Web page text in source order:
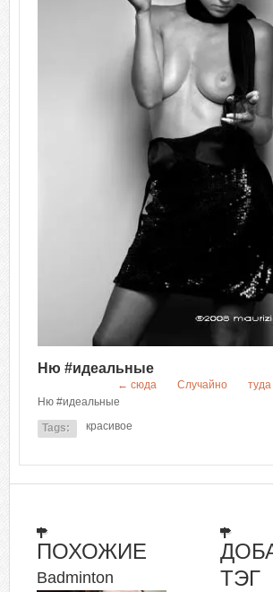
Ню #идеальные
← сюда Случайно
Ню #идеальные
Tags: красивое
ПОХОЖИЕ
Badminton
ТЭГ